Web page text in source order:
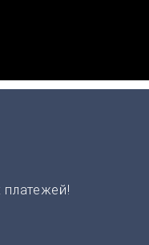
платежей!